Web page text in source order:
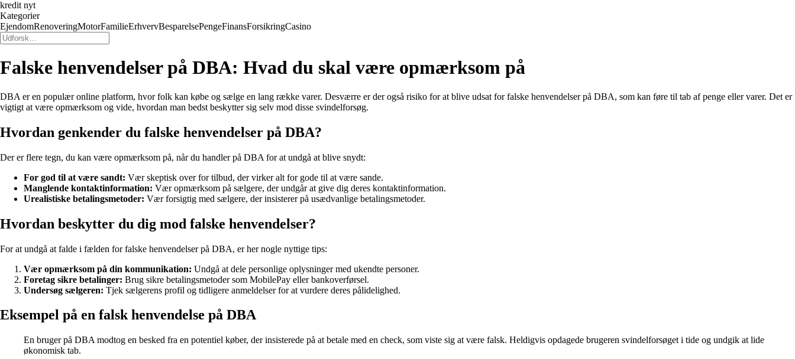
kredit nyt
Kategorier
EjendomRenoveringMotorFamilieErhvervBesparelsePengeFinansForsikringCasino
Falske henvendelser på DBA: Hvad du skal være opmærksom på
DBA er en populær online platform, hvor folk kan købe og sælge en lang række varer. Desværre er der også risiko for at blive udsat for falske henvendelser på DBA, som kan føre til tab af penge eller varer. Det er
vigtigt at være opmærksom og vide, hvordan man bedst beskytter sig selv mod disse svindelforsøg.
Hvordan genkender du falske henvendelser på DBA?
Der er flere tegn, du kan være opmærksom på, når du handler på DBA for at undgå at blive snydt:
For god til at være sandt: Vær skeptisk over for tilbud, der virker alt for gode til at være sande.
Manglende kontaktinformation: Vær opmærksom på sælgere, der undgår at give dig deres kontaktinformation.
Urealistiske betalingsmetoder: Vær forsigtig med sælgere, der insisterer på usædvanlige betalingsmetoder.
Hvordan beskytter du dig mod falske henvendelser?
For at undgå at falde i fælden for falske henvendelser på DBA, er her nogle nyttige tips:
Vær opmærksom på din kommunikation: Undgå at dele personlige oplysninger med ukendte personer.
Foretag sikre betalinger: Brug sikre betalingsmetoder som MobilePay eller bankoverførsel.
Undersøg sælgeren: Tjek sælgerens profil og tidligere anmeldelser for at vurdere deres pålidelighed.
Eksempel på en falsk henvendelse på DBA
En bruger på DBA modtog en besked fra en potentiel køber, der insisterede på at betale med en check, som viste sig at være falsk. Heldigvis opdagede brugeren svindelforsøget i tide og undgik at lide
økonomisk tab.